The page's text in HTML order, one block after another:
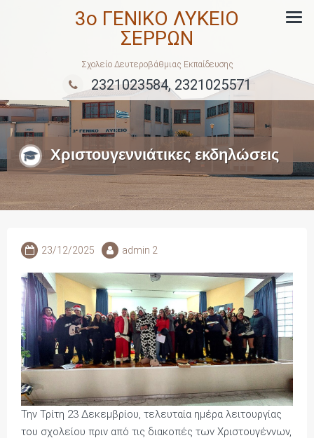
3ο ΓΕΝΙΚΟ ΛΥΚΕΙΟ
ΣΕΡΡΩΝ
Σχολείο Δευτεροβάθμιας Εκπαίδευσης
2321023584, 2321025571
Χριστουγεννιάτικες εκδηλώσεις
23/12/2025 admin 2
Την Τρίτη 23 Δεκεμβρίου, τελευταία ημέρα λειτουργίας
του σχολείου πριν από τις διακοπές των Χριστουγέννων,